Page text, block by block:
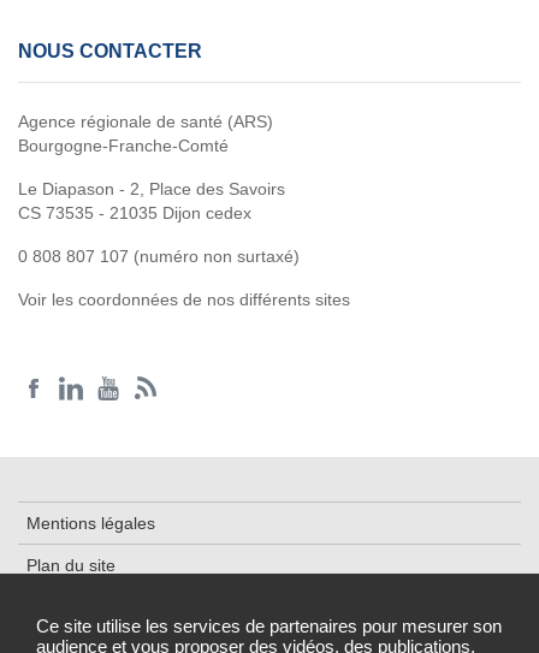
Ce site utilise les services de partenaires pour mesurer son
audience et vous proposer des vidéos, des publications,
NOUS CONTACTER
Agence régionale de santé (ARS)
Bourgogne-Franche-Comté
Le Diapason - 2, Place des Savoirs
CS 73535 - 21035 Dijon cedex
0 808 807 107 (numéro non surtaxé)
Voir les coordonnées de nos différents sites
Mentions légales
Plan du site